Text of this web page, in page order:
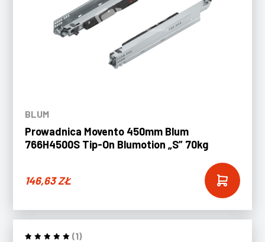
BLUM
Prowadnica Movento 450mm Blum
766H4500S Tip-On Blumotion „S” 70kg
146,63ZŁ
(1)